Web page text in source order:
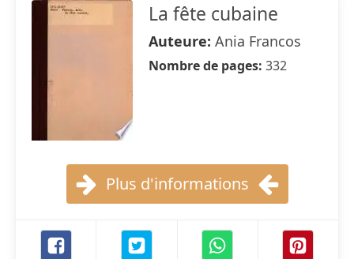
La fête cubaine
Auteure: Ania Francos
Nombre de pages: 332
Plus d'informations